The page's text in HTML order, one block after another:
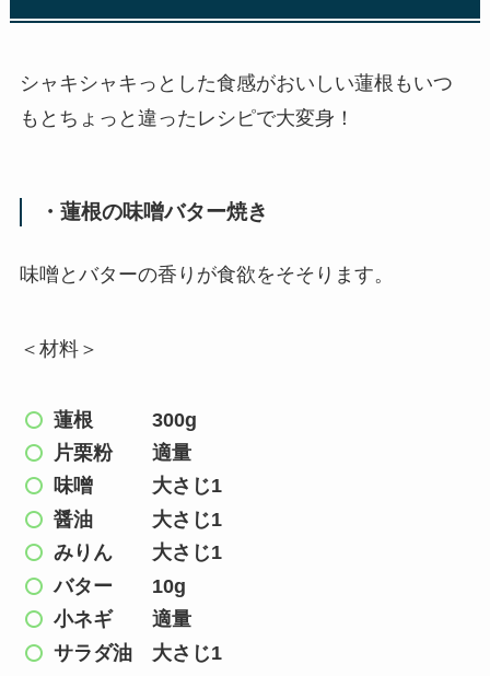
シャキシャキっとした食感がおいしい蓮根もいつ
もとちょっと違ったレシピで大変身！
・蓮根の味噌バター焼き
味噌とバターの香りが食欲をそそります。
＜ 材料＞
蓮根 300g
片栗粉 適量
味噌 大さじ1
醤油 大さじ1
みりん 大さじ1
バター 10g
小ネギ 適量
サラダ油 大さじ1